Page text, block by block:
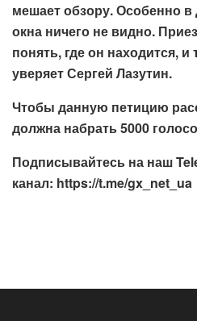
мешает обзору. Особенно
окна ничего не видно.
понять, где он находится,
уверяет Сергей Лазутин.
Чтобы данную петицию
должна набрать 5000
Подписывайтесь на наш
канал: https://t.me/gx_net_ua